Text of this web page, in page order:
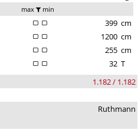
max min
399 cm
1200 cm
255 cm
32 T
1.182 / 1.182
Ruthmann